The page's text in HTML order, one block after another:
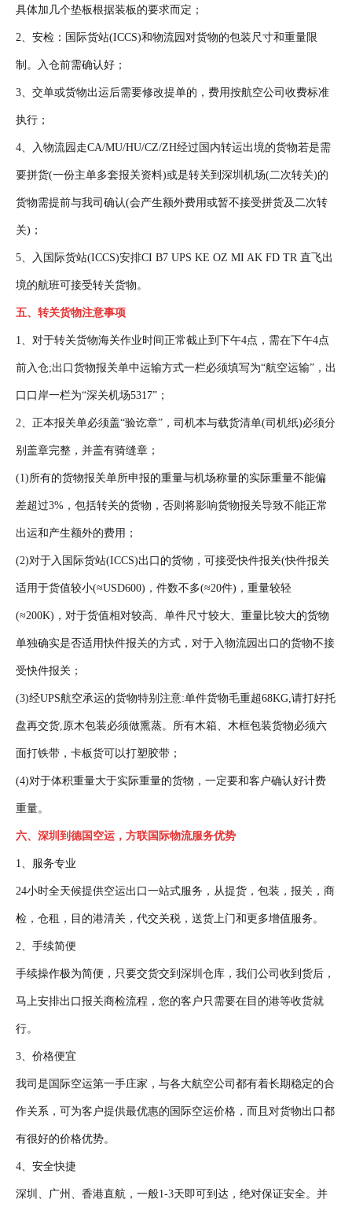
具体加几个垫板根据装板的要求而定；
2、安检：国际货站(ICCS)和物流园对货物的包装尺寸和重量限
制。入仓前需确认好；
3、交单或货物出运后需要修改提单的，费用按航空公司收费标准
执行；
4、入物流园走CA/MU/HU/CZ/ZH经过国内转运出境的货物若是需
要拼货(一份主单多套报关资料)或是转关到深圳机场(二次转关)的
货物需提前与我司确认(会产生额外费用或暂不接受拼货及二次转
关)；
5、入国际货站(ICCS)安排CI B7 UPS KE OZ MI AK FD TR 直飞出
境的航班可接受转关货物。
五、转关货物注意事项
1、对于转关货物海关作业时间正常截止到下午4点，需在下午4点
前入仓;出口货物报关单中运输方式一栏必须填写为“航空运输”，出
口口岸一栏为“深关机场5317”；
2、正本报关单必须盖“验讫章”，司机本与载货清单(司机纸)必须分
别盖章完整，并盖有骑缝章；
(1)所有的货物报关单所申报的重量与机场称量的实际重量不能偏
差超过3%，包括转关的货物，否则将影响货物报关导致不能正常
出运和产生额外的费用；
(2)对于入国际货站(ICCS)出口的货物，可接受快件报关(快件报关
适用于货值较小(≈USD600)，件数不多(≈20件)，重量较轻
(≈200K)，对于货值相对较高、单件尺寸较大、重量比较大的货物
单独确实是否适用快件报关的方式，对于入物流园出口的货物不接
受快件报关；
(3)经UPS航空承运的货物特别注意:单件货物毛重超68KG,请打好托
盘再交货,原木包装必须做熏蒸。所有木箱、木框包装货物必须六
面打铁带，卡板货可以打塑胶带；
(4)对于体积重量大于实际重量的货物，一定要和客户确认好计费
重量。
六、深圳到德国空运，方联国际物流服务优势
1、服务专业
24小时全天候提供空运出口一站式服务，从提货，包装，报关，商
检，仓租，目的港清关，代交关税，送货上门和更多增值服务。
2、手续简便
手续操作极为简便，只要交货交到深圳仓库，我们公司收到货后，
马上安排出口报关商检流程，您的客户只需要在目的港等收货就
行。
3、价格便宜
我司是国际空运第一手庄家，与各大航空公司都有着长期稳定的合
作关系，可为客户提供最优惠的国际空运价格，而且对货物出口都
有很好的价格优势。
4、安全快捷
深圳、广州、香港直航，一般1-3天即可到达，绝对保证安全。并